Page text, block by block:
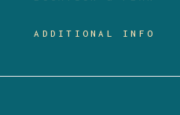
ADDITIONAL INFO